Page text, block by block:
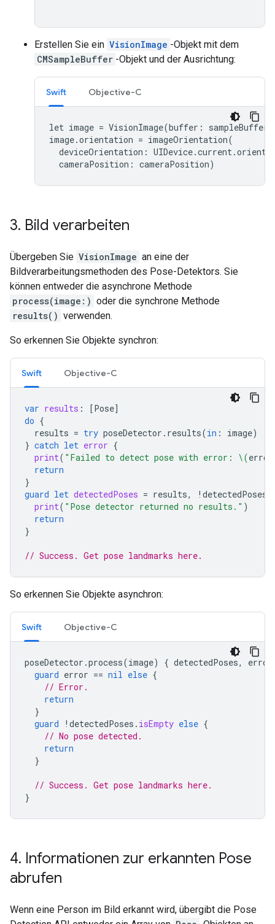
Erstellen Sie ein VisionImage -Objekt mit dem
CMSampleBuffer -Objekt und der Ausrichtung:
Swift Objective-C
let image = VisionImage(buffer : sampleBuffer
image.orientation = imageOrientation(
deviceOrientation : UIDevice.current.
cameraPosition : cameraPosition)
3. Bild verarbeiten
Übergeben Sie VisionImage an eine der
Bildverarbeitungsmethoden des Pose-Detektors. Sie
können entweder die asynchrone Methode
process(image:) oder die synchrone Methode
results() verwenden.
So erkennen Sie Objekte synchron:
Swift Objective-C
var results : [Pose]
do {
results = try poseDetector . results(in : image)
} catch let error {
print( "Failed to detect pose with error: \(error
return
}
guard let detectedPoses = results, ! detectedPoses
print( "Pose detector returned no results." )
return
}
// Success. Get pose landmarks here.
So erkennen Sie Objekte asynchron:
Swift Objective-C
poseDetector .process(image) { detectedPoses,
error
guard error == nil else {
// Error.
return
}
guard
! detectedPoses . isEmpty else {
// No pose detected.
return
}
// Success. Get pose landmarks here.
}
4. Informationen zur erkannten Pose
abrufen
Wenn eine Person im Bild erkannt wird, übergibt die Pose